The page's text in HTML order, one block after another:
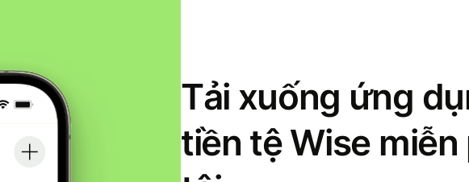
Tải xuống ứng
tiền tệ Wise